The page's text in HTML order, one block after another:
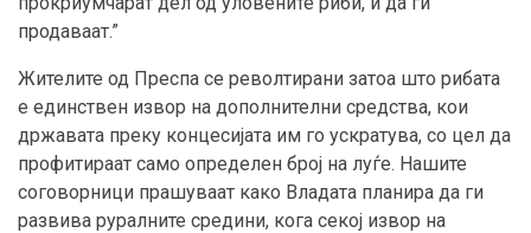
продаваат.”
Жителите од Преспа се револтирани затоа што рибата
е единствен извор на дополнителни средства, кои
државата преку концесијата им го ускратува, со цел да
профитираат само определен број на луѓе. Нашите
соговорници прашуваат како Владата планира да ги
развива руралните средини, кога секој извор на